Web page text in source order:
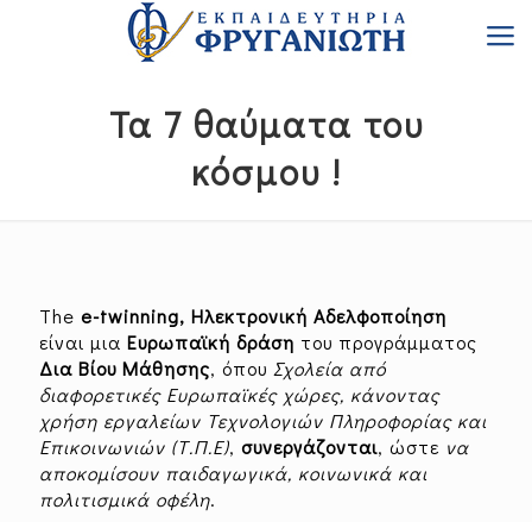
Τα 7 θαύματα του
κόσμου !
The e-twinning, Ηλεκτρονική Αδελφοποίηση
είναι μια Ευρωπαϊκή δράση του προγράμματος
Δια Βίου Μάθησης, όπου Σχολεία από
διαφορετικές Ευρωπαϊκές χώρες, κάνοντας
χρήση εργαλείων Τεχνολογιών Πληροφορίας και
Επικοινωνιών (Τ.Π.Ε), συνεργάζονται, ώστε να
αποκομίσουν παιδαγωγικά, κοινωνικά και
πολιτισμικά οφέλη.